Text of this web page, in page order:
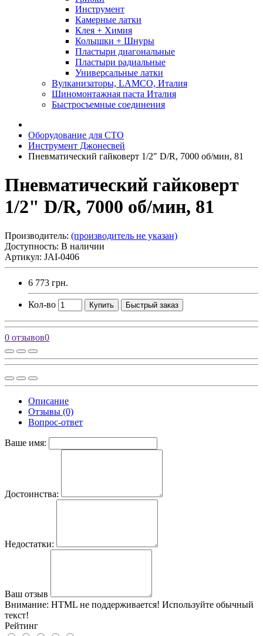
Инструмент
Камерные латки
Клея + Химия
Колышки + Шнуры
Пластыри диагональные
Пластыри радиальные
Универсальные латки
Вулканизаторы, LAMCO, Италия
Шиномонтажная паста Италия
Быстросъемные соединения
Оборудование для СТО
Инструмент Джонесвей
Пневматический гайковерт 1/2" D/R, 7000 об/мин, 81
Пневматический гайковерт
1/2" D/R, 7000 об/мин, 81
Производитель: (производитель не указан)
Доступность: В наличии
Артикул: JAI-0406
6 773 грн.
Кол-во Купить Быстрый заказ
0 отзывов0
Описание
Отзывы (0)
Вопрос-ответ
Ваше имя:
Достоинства:
Недостатки:
Ваш отзыв
Внимание: HTML не поддерживается! Используйте обычный
текст!
Рейтинг